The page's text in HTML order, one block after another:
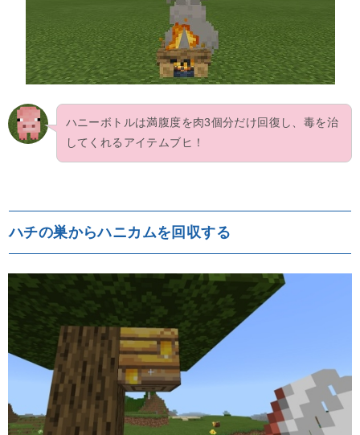
ハニーボトルは満腹度を肉3個分だけ回復し、毒を治
してくれるアイテムブヒ！
ハチの巣からハニカムを回収する